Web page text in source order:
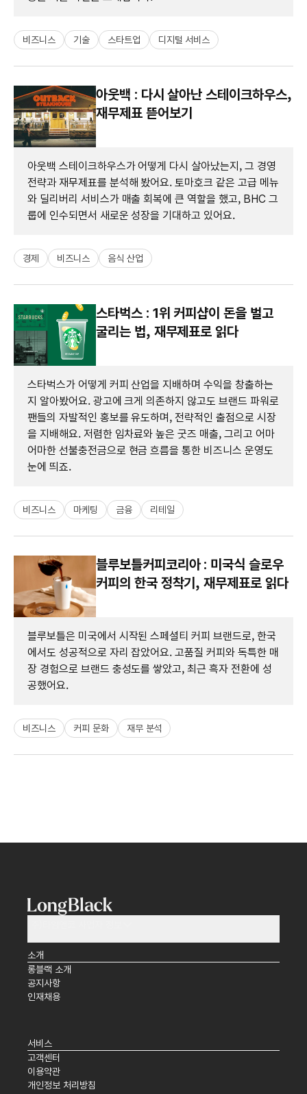
비즈니스 기술 스타트업 디지털 서비스
아웃백 : 다시 살아난 스테이크하우스,
재무제표 뜯어보기
아웃백 스테이크하우스가 어떻게 다시 살아났는지, 그 경영
전략과 재무제표를 분석해 봤어요. 토마호크 같은 고급 메뉴
와 딜리버리 서비스가 매출 회복에 큰 역할을 했고, BHC 그
룹에 인수되면서 새로운 성장을 기대하고 있어요.
경제 비즈니스 음식 산업
스타벅스 : 1위 커피샵이 돈을 벌고
굴리는 법, 재무제표로 읽다
스타벅스가 어떻게 커피 산업을 지배하며 수익을 창출하는
지 알아봤어요. 광고에 크게 의존하지 않고도 브랜드 파워로
팬들의 자발적인 홍보를 유도하며, 전략적인 출점으로 시장
을 지배해요. 저렴한 임차료와 높은 굿즈 매출, 그리고 어마
어마한 선불충전금으로 현금 흐름을 통한 비즈니스 운영도
눈에 띄죠.
비즈니스 마케팅 금융 리테일
블루보틀커피코리아 : 미국식 슬로우
커피의 한국 정착기, 재무제표로 읽다
블루보틀은 미국에서 시작된 스페셜티 커피 브랜드로, 한국
에서도 성공적으로 자리 잡았어요. 고품질 커피와 독특한 매
장 경험으로 브랜드 충성도를 쌓았고, 최근 흑자 전환에 성
공했어요.
비즈니스 커피 문화 재무 분석
소개
롱블랙 소개
공지사항
인재채용
서비스
고객센터
이용약관
개인정보 처리방침